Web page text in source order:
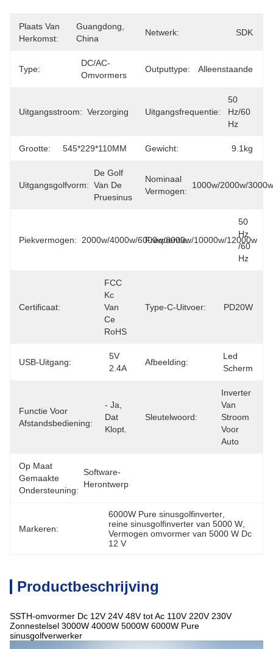
Plaats Van
Herkomst:
Guangdong,
China
Netwerk: SDK
Type:
DC/AC-
Omvormers
Outputtype: Alleenstaande
Uitgangsstroom: Verzorging Uitgangsfrequentie:
50
Hz/60
Hz
Grootte: 545*229*110MM Gewicht: 9.1kg
Uitgangsgolfvorm:
De Golf
Van De
Pruesinus
Nominaal
Vermogen:
1000w/2000w/
Piekvermogen: 2000w/4000w/6000w/8000w/10000w/12000w
Frequentie:
50
Hz
/60
Hz
Certificaat:
FCC
Kc
Van
Ce
RoHS
Type-C-Uitvoer: PD20W
USB-Uitgang:
5V
2.4A
Afbeelding:
Led
Scherm
Functie Voor
Afstandsbediening:
- Ja,
Dat
Klopt.
Sleutelwoord:
Inverter
Van
Stroom
Voor
Auto
Op Maat
Gemaakte
Ondersteuning:
Software-
Herontwerp
Markeren:
6000W Pure sinusgolfinverter
reine sinusgolfinverter van 5000 W
Vermogen omvormer van 5000 W Dc
12 V
Productbeschrijving
SSTH-omvormer Dc 12V 24V 48V tot Ac 110V 220V 230V
Zonnestelsel 3000W 4000W 5000W 6000W Pure
sinusgolfverwerker